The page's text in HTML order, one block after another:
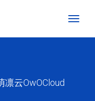
Toggle
凛云OwOCloud